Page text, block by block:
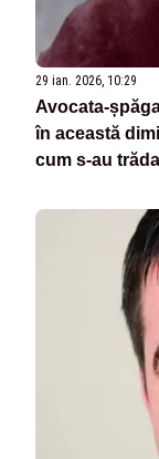
29 ian. 2026, 10:29
Avocata-
în această
cum s-au